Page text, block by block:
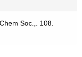
Soc.,. 108.